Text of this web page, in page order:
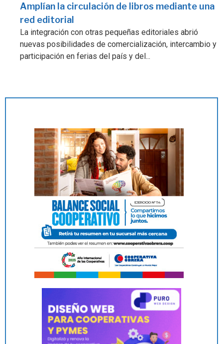
Amplían la circulación de libros mediante una
red editorial
La integración con otras pequeñas editoriales abrió
nuevas posibilidades de comercialización, intercambio y
participación en ferias del país y del...